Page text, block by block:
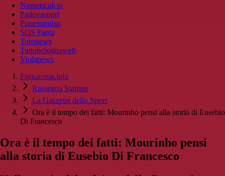
Numericalcio
Padovasport
Pianetamilan
SOS Fanta
Toronews
Tuttobolognaweb
Violanews
Forzaroma.info
Rassegna Stampa
La Gazzetta dello Sport
Ora è il tempo dei fatti: Mourinho pensi alla storia di Eusebio
Di Francesco
Ora è il tempo dei fatti: Mourinho pensi
alla storia di Eusebio Di Francesco